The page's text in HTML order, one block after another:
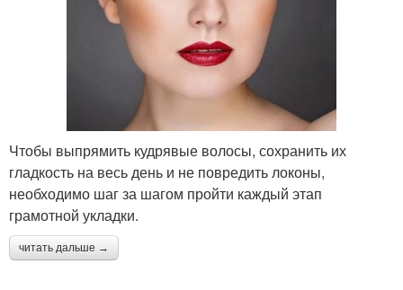
Чтобы выпрямить кудрявые волосы, сохранить их
гладкость на весь день и не повредить локоны,
необходимо шаг за шагом пройти каждый этап
грамотной укладки.
читать дальше →